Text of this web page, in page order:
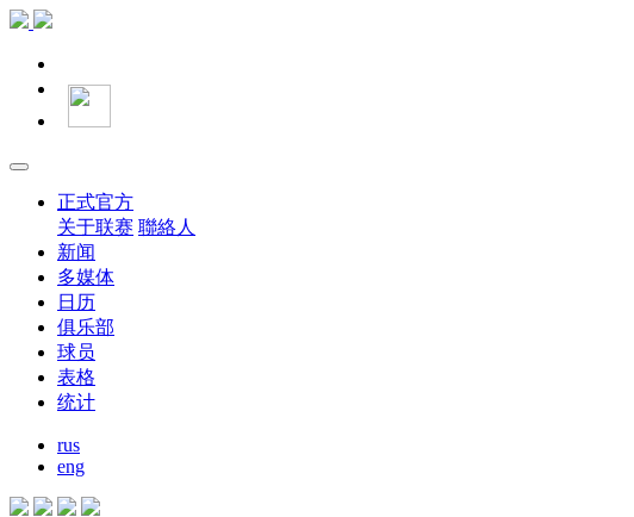
正式官方
关于联赛 聯絡人
新闻
多媒体
日历
俱乐部
球员
表格
统计
rus
eng